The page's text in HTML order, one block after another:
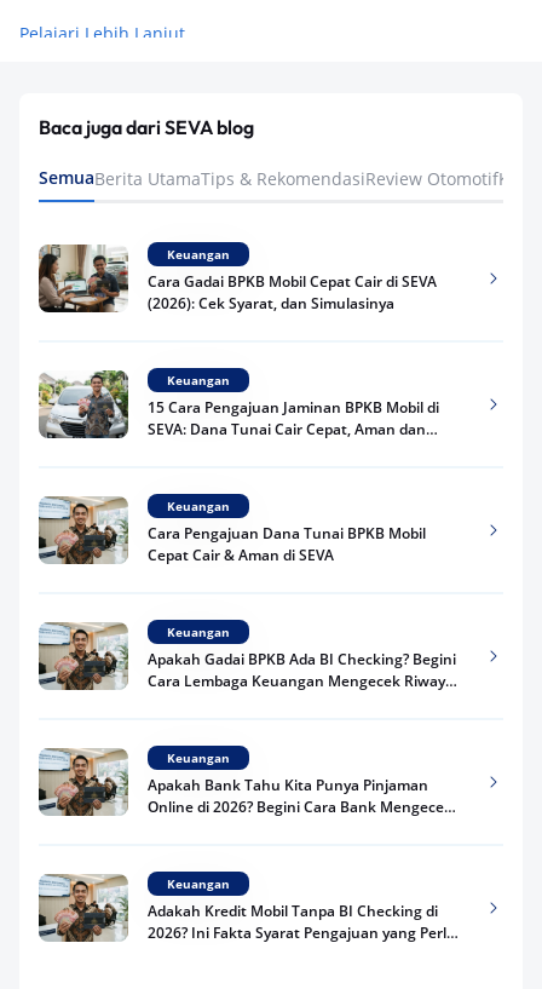
Pelajari Lebih Lanjut
Baca juga dari SEVA blog
SemuaBerita UtamaTips & RekomendasiReview Otomotif
Keuangan
Cara Gadai BPKB Mobil Cepat Cair di SEVA
(2026): Cek Syarat, dan Simulasinya
Keuangan
15 Cara Pengajuan Jaminan BPKB Mobil di
SEVA: Dana Tunai Cair Cepat, Aman dan
Keuangan
Cara Pengajuan Dana Tunai BPKB Mobil
Cepat Cair & Aman di SEVA
Keuangan
Apakah Gadai BPKB Ada BI Checking? Begini
Cara Lembaga Keuangan Mengecek Riwayat
Keuangan
Apakah Bank Tahu Kita Punya Pinjaman
Online di 2026? Begini Cara Bank Mengecek
Keuangan
Adakah Kredit Mobil Tanpa BI Checking di
2026? Ini Fakta Syarat Pengajuan yang Perlu